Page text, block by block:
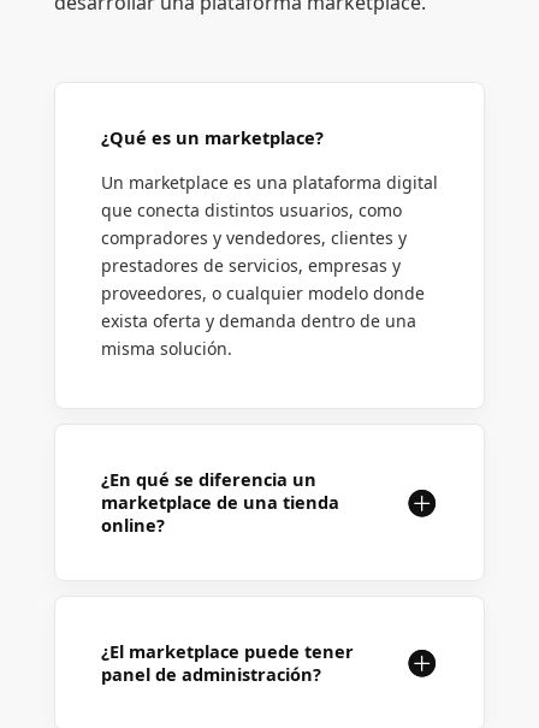
¿Qué es un marketplace?
Un marketplace es una plataforma digital
que conecta distintos usuarios, como
compradores y vendedores, clientes y
prestadores de servicios, empresas y
proveedores, o cualquier modelo donde
exista oferta y demanda dentro de una
misma solución.
¿En qué se diferencia un
marketplace de una tienda
online?
¿El marketplace puede tener
panel de administración?